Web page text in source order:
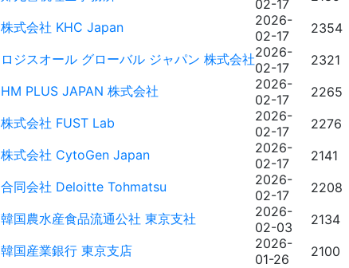
02-17
株式会社 KHC Japan
2026-
02-17
2354
ロジスオール グローバル ジャパン 株式会社2026-
02-17
2321
HM PLUS JAPAN 株式会社
2026-
02-17
2265
株式会社 FUST Lab
2026-
02-17
2276
株式会社 CytoGen Japan
2026-
02-17
2141
合同会社 Deloitte Tohmatsu
2026-
02-17
2208
韓国農水産食品流通公社 東京支社
2026-
02-03
2134
韓国産業銀行 東京支店
2026-
01-26
2100